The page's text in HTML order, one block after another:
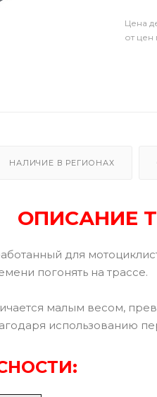
Цена
от цен
НАЛИЧИЕ В РЕГИОНАХ
ОПИСАНИЕ
для
погонять на трассе.
малым весом,
использованию